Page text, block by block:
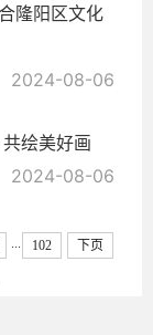
隆阳区文化
2024-08-06
绘美好画
2024-08-06
... 102
下页